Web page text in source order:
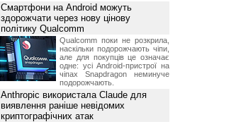
Смартфони на Android можуть
здорожчати через нову цінову
політику Qualcomm
Qualcomm поки не розкрила,
наскільки подорожчають чіпи,
але для покупців це означає
одне: усі Android-пристрої на
чіпах Snapdragon неминуче
подорожчають.
Anthropic використала Claude для
виявлення раніше невідомих
криптографічних атак